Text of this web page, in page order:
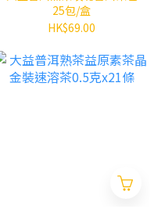
25包/盒
HK$69.00